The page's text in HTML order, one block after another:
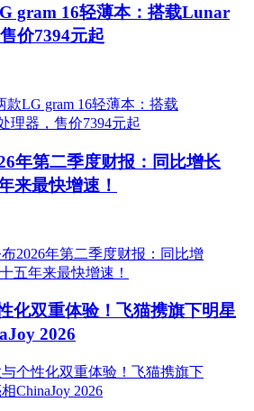
gram 16轻薄本：搭载Lunar
价7394元起
年第二季度财报：同比增长
来最快增速！
化双重体验！飞猫携旗下明星
2026